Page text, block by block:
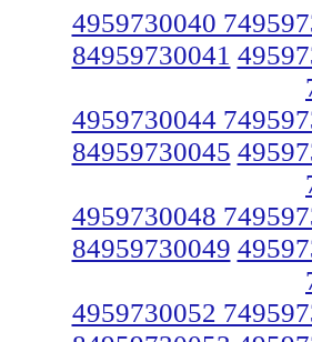
4959730040
84959730041
4959730044
84959730045
4959730048
84959730049
4959730052